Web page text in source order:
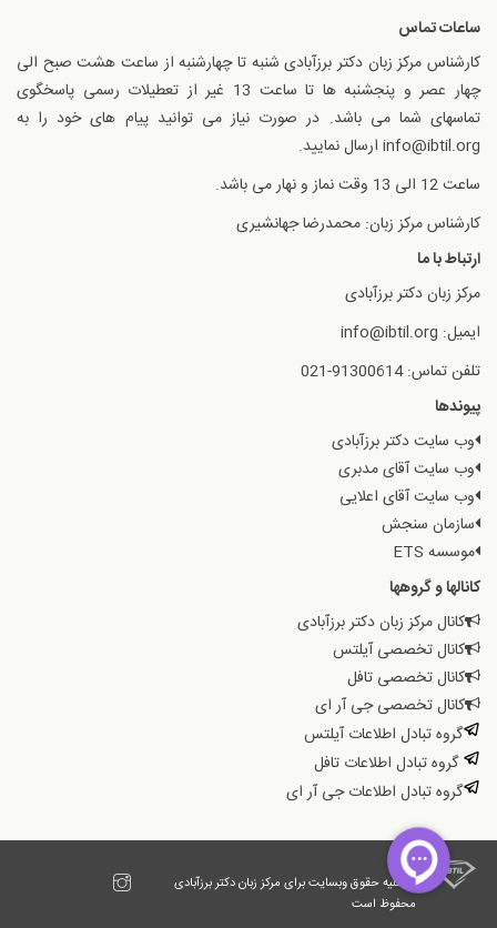
ساعات تماس
کارشناس مرکز زبان دکتر برزآبادی شنبه تا چهارشنبه از ساعت هشت صبح الی
چهار عصر و پنجشنبه ها تا ساعت 13 غیر از تعطیلات رسمی پاسخگوی
تماسهای شما می باشد. در صورت نیاز می توانید پیام های خود را به
info@ibtil.org ارسال نمایید.
ساعت 12 الی 13 وقت نماز و نهار می باشد.
کارشناس مرکز زبان: محمدرضا جهانشیری
ارتباط با ما
مرکز زبان دکتر برزآبادی
ایمیل: info@ibtil.org
تلفن تماس: 91300614-021
پیوندها
وب سایت دکتر برزآبادی
وب سایت آقای مدبری
وب سایت آقای اعلایی
سازمان سنجش
موسسه ETS
کانالها و گروهها
کانال مرکز زبان دکتر برزآبادی
کانال تخصصی آیلتس
کانال تخصصی تافل
کانال تخصصی جی آر ای
گروه تبادل اطلاعات آیلتس
گروه تبادل اطلاعات تافل
گروه تبادل اطلاعات جی آر ای
© کلیه حقوق وبسایت برای مرکز زبان دکتر برزآبادی
محفوظ است